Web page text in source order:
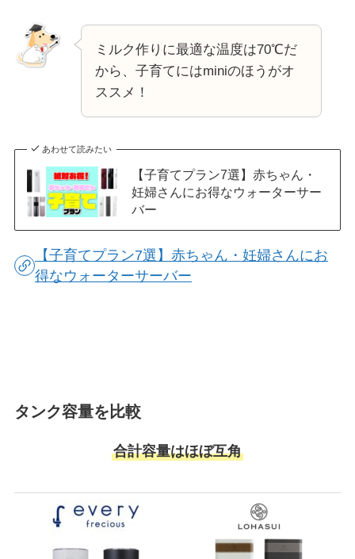
ミルク作りに最適な温度は70℃だ
から、子育てにはminiのほうがオ
ススメ！
あわせて読みたい
【子育てプラン7選】赤ちゃん・
妊婦さんにお得なウォーターサー
バー
【子育てプラン7選】赤ちゃん・妊婦さんにお
得なウォーターサーバー
タンク容量を比較
合計容量はほぼ互角